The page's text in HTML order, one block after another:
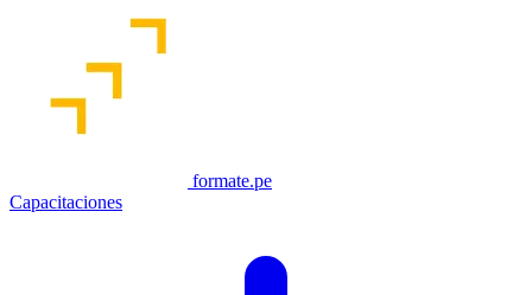
formate.pe
Capacitaciones